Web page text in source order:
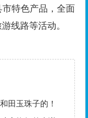
特色产品，全面
线路等活动。
田玉珠子的！